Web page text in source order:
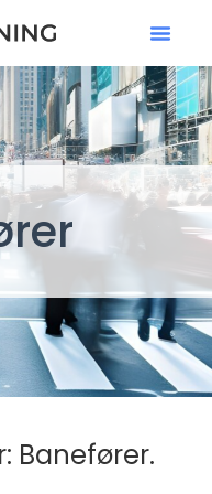
Banefører.